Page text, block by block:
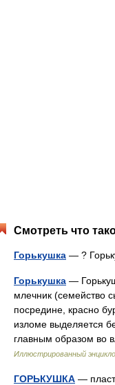
Смотреть что
Горькушка — ?
Горькушка —
млечник (семейство
посредине, красно
изломе выделяется
главным образом во
Иллюстрированный
ГОРЬКУШКА —